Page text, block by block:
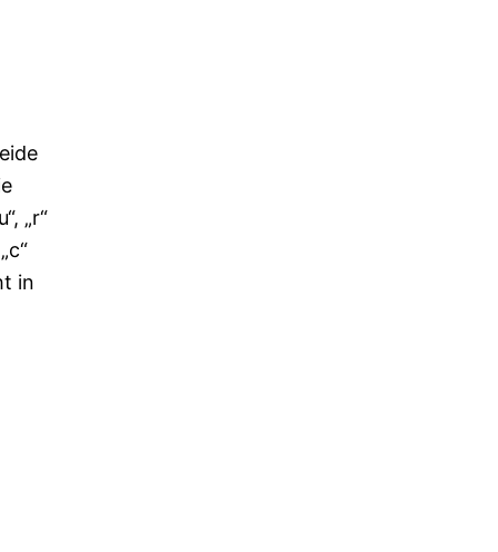
„r“
in